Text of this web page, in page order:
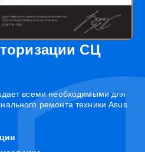
СЦ
всеми необходимыми для
ремонта техники Asus